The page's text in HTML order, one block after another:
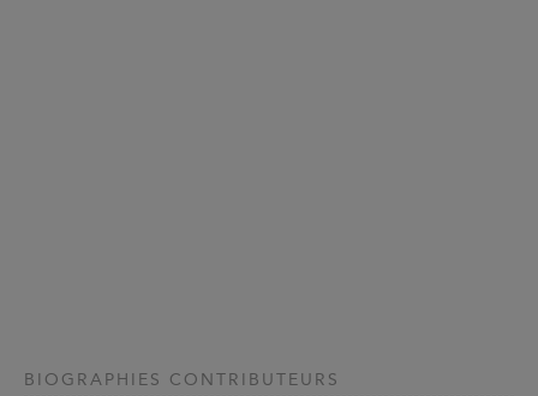
BIOGRAPHIES CONTRIBUTEURS